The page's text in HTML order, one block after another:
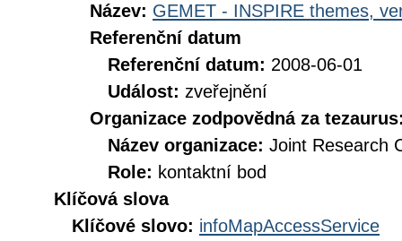
Název: GEMET - INSPIRE themes,
Referenční datum
Referenční datum: 2008-06-01
Událost: zveřejnění
Organizace zodpovědná za
Název organizace: Joint Research
Role: kontaktní bod
Klíčová slova
Klíčové slovo: infoMapAccessService